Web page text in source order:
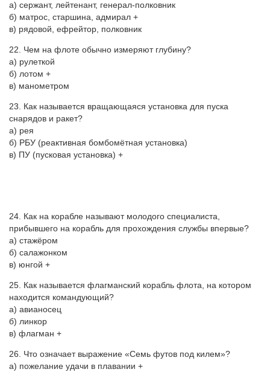
а) сержант, лейтенант, генерал-полковник
б) матрос, старшина, адмирал +
в) рядовой, ефрейтор, полковник
22. Чем на флоте обычно измеряют глубину?
а) рулеткой
б) лотом +
в) манометром
23. Как называется вращающаяся установка для пуска
снарядов и ракет?
а) рея
б) РБУ (реактивная бомбомётная установка)
в) ПУ (пусковая установка) +
24. Как на корабле называют молодого специалиста,
прибывшего на корабль для прохождения службы впервые?
а) стажёром
б) салажонком
в) юнгой +
25. Как называется флагманский корабль флота, на котором
находится командующий?
а) авианосец
б) линкор
в) флагман +
26. Что означает выражение «Семь футов под килем»?
а) пожелание удачи в плавании +